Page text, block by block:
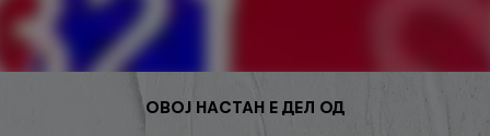
ОВОЈ НАСТАН Е ДЕЛ ОД